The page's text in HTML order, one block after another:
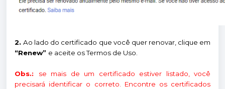
2.Ao lado do certificado que você quer renovar, clique em
“Renew” e aceite os Termos de Uso.
Obs.: se mais de um certificado estiver listado, você
precisará identificar o correto. Encontre os certificados